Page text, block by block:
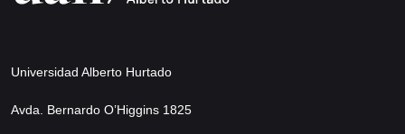
Universidad Alberto Hurtado
Avda. Bernardo O’Higgins 1825